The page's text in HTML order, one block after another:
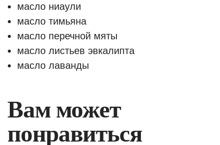
масло ниаули
масло тимьяна
масло перечной мяты
масло листьев эвкалипта
масло лаванды
Вам может
понравиться